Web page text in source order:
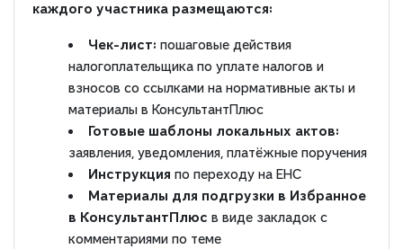
каждого участника размещаются:
Чек-лист: пошаговые действия
налогоплательщика по уплате налогов и
взносов со ссылками на нормативные акты и
материалы в КонсультантПлюс
Готовые шаблоны локальных актов:
заявления, уведомления, платёжные поручения
Инструкция по переходу на ЕНС
Материалы для подгрузки в Избранное
в КонсультантПлюс в виде закладок с
комментариями по теме